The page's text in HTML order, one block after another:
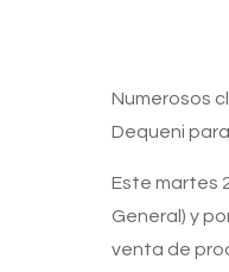
Numerosos
Dequeni
Este martes
General) y
venta de